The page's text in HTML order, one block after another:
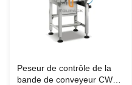
Peseur de contrôle de la
bande de conveyeur CW90